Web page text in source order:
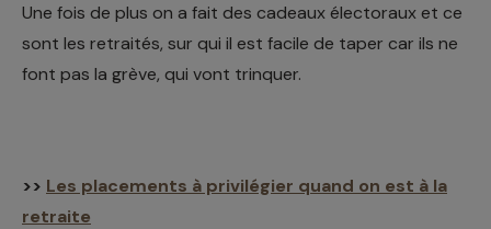
Une fois de plus on a fait des cadeaux électoraux et ce
sont les retraités, sur qui il est facile de taper car ils ne
font pas la grève, qui vont trinquer.
>> Les placements à privilégier quand on est à la
retraite